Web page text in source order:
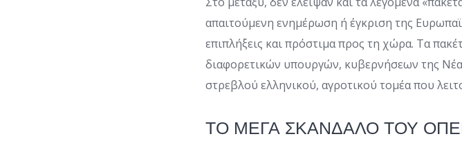
απαιτούμενη ενημέρωση ή έγκριση της
επιπλήξεις και πρόστιμα προς τη χώρα. Τα
διαφορετικών υπουργών, κυβερνήσεων της
στρεβλού ελληνικού, αγροτικού τομέα που
ΤΟ ΜΕΓΑ ΣΚΑΝΔΑΛΟ ΤΟΥ